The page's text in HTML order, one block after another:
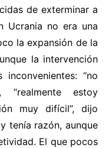
de exterminar a
Ucrania no era una
la expansión de la
la intervención
“no
estoy
muy difícil”, dijo
tenía razón, aunque
El que pocos